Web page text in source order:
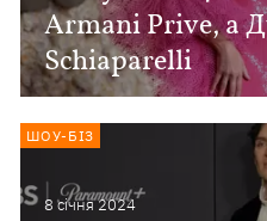
Armani Prive, а
Schiaparelli
8 сiчня 2024
ШОУ-БІЗ